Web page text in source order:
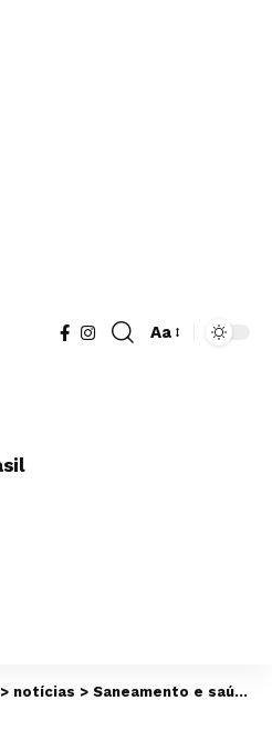
Aa
> notícias > Saneamento e saúde pública: Como a engenharia ambiental protege vidas e ecossistemas?